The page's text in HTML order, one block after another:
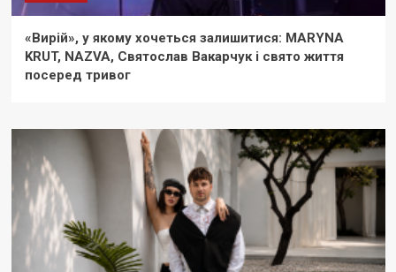
«Вирій», у якому хочеться залишитися: MARYNA
KRUT, NAZVA, Святослав Вакарчук і свято життя
посеред тривог